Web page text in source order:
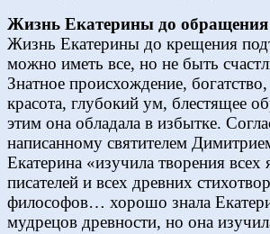
Жизнь Екатерины до обращения
Жизнь Екатерины до крещения
можно иметь все, но не быть
Знатное происхождение,
красота, глубокий ум, блестящее
этим она обладала в избытке.
написанному святителем
Екатерина «изучила творения всех
писателей и всех древних
философов… хорошо знала
мудрецов древности, но она